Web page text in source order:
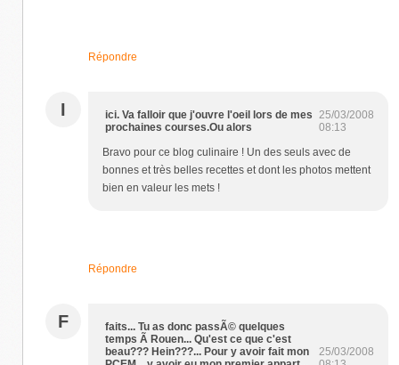
Répondre
I
ici. Va falloir que j'ouvre l'oeil lors de mes
prochaines courses.Ou alors
25/03/2008
08:13
Bravo pour ce blog culinaire ! Un des seuls avec de
bonnes et très belles recettes et dont les photos mettent
bien en valeur les mets !
Répondre
F
faits... Tu as donc passÃ© quelques
temps Ã Rouen... Qu'est ce que c'est
beau??? Hein???... Pour y avoir fait mon
25/03/2008